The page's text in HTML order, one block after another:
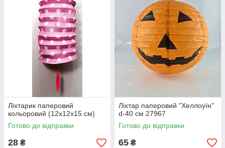
Ліхтарик паперовий
кольоровий (12х12х15 см)
Готово до відправки
28 ₴
Ліхтар паперовий "Хеллоуїн"
d-40 см 27967
Готово до відправки
65 ₴